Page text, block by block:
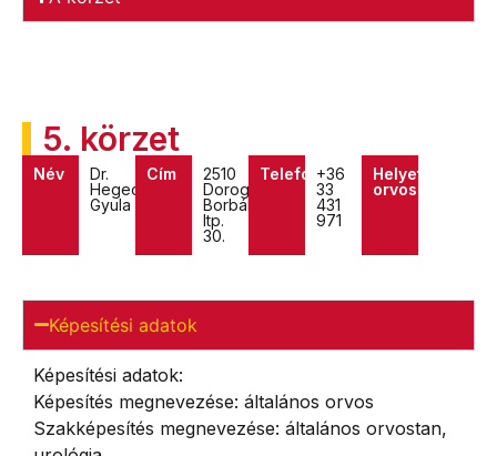
5. körzet
Név
Dr.
Hegedűs
Gyula
Cím
2510
Dorog,
Borbála
ltp.
30.
Telefon+36
33
431
971
Helyettes
orvos
Képesítési adatok
Képesítési adatok:
Képesítés megnevezése: általános orvos
Szakképesítés megnevezése: általános orvostan,